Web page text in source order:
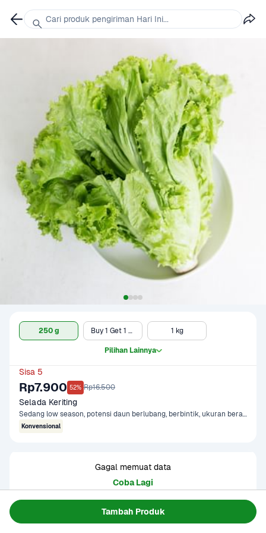
Tambah Produk
250 g Buy 1 Get 1 - 250 gr x 2 1 kg
Pilihan Lainnya
Sisa 5
Rp7.900 52% Rp16.500
Selada Keriting
Sedang low season, potensi daun berlubang, berbintik, ukuran beragam
Konvensional
Gagal memuat data
Coba Lagi
Informasi Produk
Cari produk pengiriman Hari Ini...